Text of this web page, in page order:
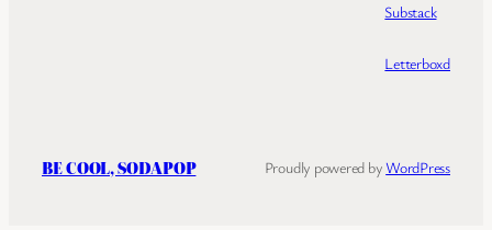
Substack
Letterboxd
BE COOL, SODAPOP Proudly powered byWordPress